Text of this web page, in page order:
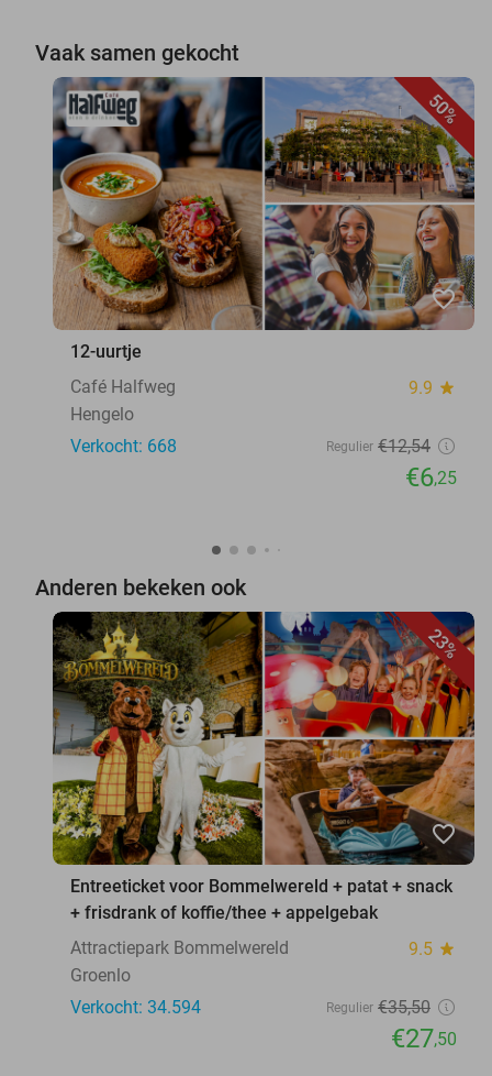
Vaak samen gekocht
50%
favorite_border
12-uurtje
Café Halfweg
9.9 star
Hengelo
Verkocht: 668
Regulier €12,54
€6,25
Anderen bekeken ook
23%
favorite_border
Entreeticket voor Bommelwereld + patat + snack
+ frisdrank of koffie/thee + appelgebak
Attractiepark Bommelwereld
9.5 star
Groenlo
Verkocht: 34.594
Regulier €35,50
€27,50